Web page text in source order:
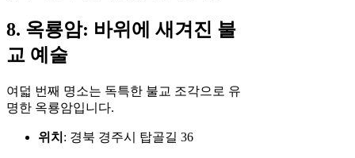
8. 옥룡암: 바위에 새겨진 불
교 예술
여덟 번째 명소는 독특한 불교 조각으로 유
명한 옥룡암입니다.
위치 : 경북 경주시 탑골길 36